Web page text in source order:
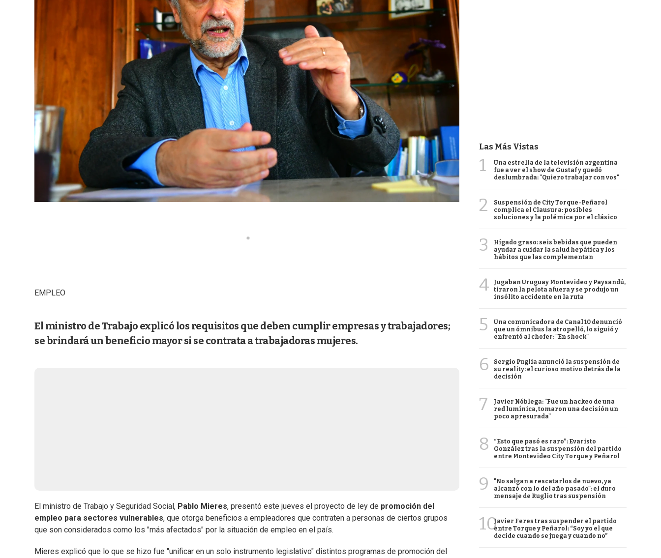
EMPLEO
El ministro de Trabajo explicó los requisitos que deben cumplir empresas y trabajadores;
se brindará un beneficio mayor si se contrata a trabajadoras mujeres.
El ministro de Trabajo y Seguridad Social, Pablo Mieres, presentó este jueves el proyecto de ley de promoción del
empleo para sectores vulnerables, que otorga beneficios a empleadores que contraten a personas de ciertos grupos
que son considerados como los "más afectados" por la situación de empleo en el país.
Mieres explicó que lo que se hizo fue "unificar en un solo instrumento legislativo" distintos programas de promoción del
Las Más Vistas
1
Una estrella de la televisión argentina
fue a ver el show de Gustaf y quedó
deslumbrada: "Quiero trabajar con vos"
2
Suspensión de City Torque-Peñarol
complica el Clausura: posibles
soluciones y la polémica por el clásico
3
Hígado graso: seis bebidas que pueden
ayudar a cuidar la salud hepática y los
hábitos que las complementan
4
Jugaban Uruguay Montevideo y Paysandú,
tiraron la pelota afuera y se produjo un
insólito accidente en la ruta
5
Una comunicadora de Canal 10 denunció
que un ómnibus la atropelló, lo siguió y
enfrentó al chofer: "En shock"
6
Sergio Puglia anunció la suspensión de
su reality: el curioso motivo detrás de la
decisión
7
Javier Nóblega: "Fue un hackeo de una
red lumínica, tomaron una decisión un
poco apresurada"
8
“Esto que pasó es raro”: Evaristo
González tras la suspensión del partido
entre Montevideo City Torque y Peñarol
9
"No salgan a rescatarlos de nuevo, ya
alcanzó con lo del año pasado": el duro
mensaje de Ruglio tras suspensión
10Javier Feres tras suspender el partido
entre Torque y Peñarol: “Soy yo el que
decide cuando se juega y cuando no”